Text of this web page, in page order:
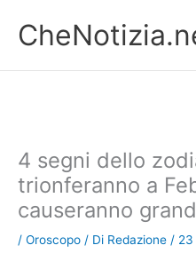
contenuto
4 segni dello
trionferanno a
causeranno
/ Oroscopo / Di Redazione / 23